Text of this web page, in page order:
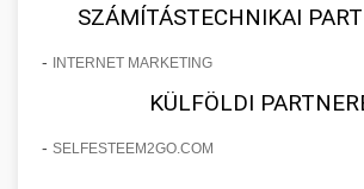
SZÁMÍTÁSTECHNIKAI
- INTERNET MARKETING
KÜLFÖLDI
- SELFESTEEM2GO.COM